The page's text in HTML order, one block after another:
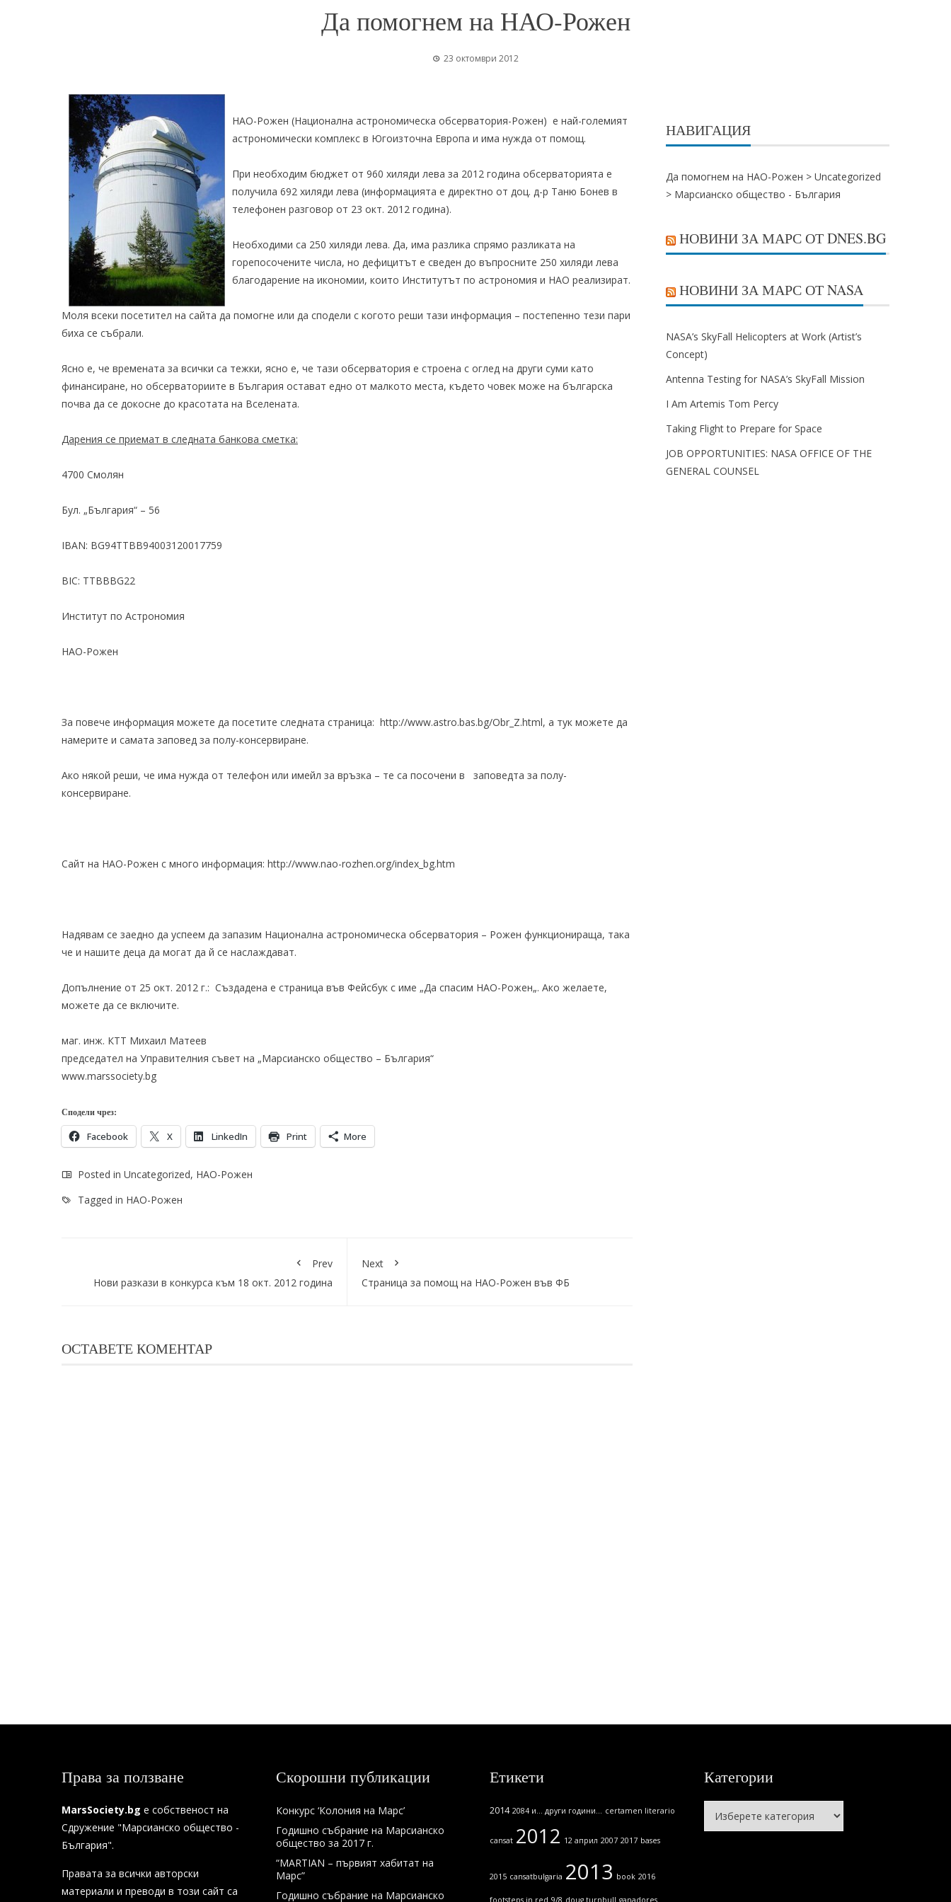
Да помогнем на НАО-Рожен
23 октомври 2012
НАО-Рожен (Национална астрономическа обсерватория-Рожен) е най-големият
астрономически комплекс в Югоизточна Европа и има нужда от помощ.
При необходим бюджет от 960 хиляди лева за 2012 година обсерваторията е
получила 692 хиляди лева (информацията е директно от доц. д-р Таню Бонев в
телефонен разговор от 23 окт. 2012 година).
Необходими са 250 хиляди лева. Да, има разлика спрямо разликата на
горепосочените числа, но дефицитът е сведен до въпросните 250 хиляди лева
благодарение на икономии, които Институтът по астрономия и НАО реализират.
Моля всеки посетител на сайта да помогне или да сподели с когото реши тази информация – постепенно тези пари
биха се събрали.
Ясно е, че времената за всички са тежки, ясно е, че тази обсерватория е строена с оглед на други суми като
финансиране, но обсерваториите в България остават едно от малкото места, където човек може на българска
почва да се докосне до красотата на Вселената.
Дарения се приемат в следната банкова сметка:
4700 Смолян
Бул. „България“ – 56
IBAN: BG94TTBB94003120017759
BIC: TTBBBG22
Институт по Астрономия
НАО-Рожен
За повече информация можете да посетите следната страница: http://www.astro.bas.bg/Obr_Z.html, а тук можете да
намерите и самата заповед за полу-консервиране.
Ако някой реши, че има нужда от телефон или имейл за връзка – те са посочени в заповедта за полу-
консервиране.
Сайт на НАО-Рожен с много информация: http://www.nao-rozhen.org/index_bg.htm
Надявам се заедно да успеем да запазим Национална астрономическа обсерватория – Рожен функционираща, така
че и нашите деца да могат да й се наслаждават.
Допълнение от 25 окт. 2012 г.: Създадена е страница във Фейсбук с име „Да спасим НАО-Рожен„. Ако желаете,
можете да се включите.
маг. инж. КТТ Михаил Матеев
председател на Управителния съвет на „Марсианско общество – България“
www.marssociety.bg
Сподели чрез:
Facebook X LinkedIn Print More
Posted in Uncategorized, НАО-Рожен
Tagged in НАО-Рожен
Prev
Нови разкази в конкурса към 18 окт. 2012 година
Next
Страница за помощ на НАО-Рожен във ФБ
ОСТАВЕТЕ КОМЕНТАР
НАВИГАЦИЯ
Да помогнем на НАО-Рожен >Uncategorized
> Марсианско общество - България
НОВИНИ ЗА МАРС ОТ DNES.BG
НОВИНИ ЗА МАРС ОТ NASA
NASA’s SkyFall Helicopters at Work (Artist’s
Concept)
Antenna Testing for NASA’s SkyFall Mission
I Am Artemis Tom Percy
Taking Flight to Prepare for Space
JOB OPPORTUNITIES: NASA OFFICE OF THE
GENERAL COUNSEL
Права за ползване
MarsSociety.bg е собственост на
Сдружение "Марсианско общество -
България".
Правата за всички авторски
материали и преводи в този сайт са
Скорошни публикации
Конкурс ‘Колония на Марс’
Годишно събрание на Марсианско
общество за 2017 г.
“MARTIAN – първият хабитат на
Марс”
Годишно събрание на Марсианско
Етикети
2014 2084 и... други години... certamen literario
cansat 2012 12 април 2007 2017 bases
2015 cansatbulgaria 2013 book 2016
footsteps in red 9/8 doug turnbull ganadores
Категории
Категории